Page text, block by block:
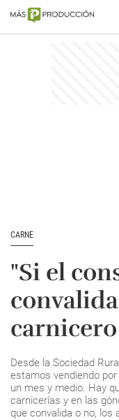
CARNE
"Si el
Desde la Sociedad
estamos vendiendo
un mes y medio. Hay
carnicerías y en las
que convalida o no, los